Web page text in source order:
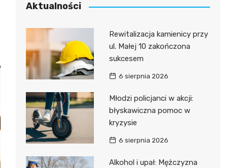
Aktualności
Rewitalizacja kamienicy przy
ul. Małej 10 zakończona
sukcesem
6 sierpnia 2026
Młodzi policjanci w akcji:
błyskawiczna pomoc w
kryzysie
6 sierpnia 2026
Alkohol i upał: Mężczyzna